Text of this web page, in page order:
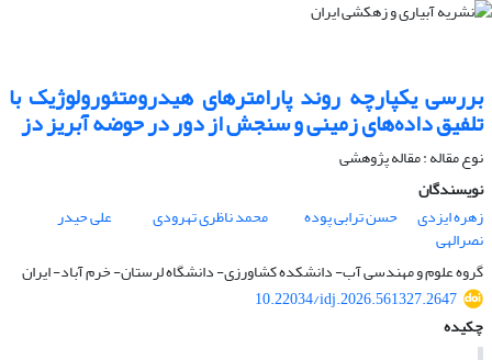
بررسی یکپارچه روند پارامترهای هیدرومتئورولوژیک با
تلفیق داده‌های زمینی و سنجش از دور در حوضه آبریز دز
نوع مقاله : مقاله پژوهشی
نویسندگان
زهره ایزدی
حسن ترابی پوده محمد ناظری تهرودی علی حیدر
نصرالهی
گروه علوم و مهندسی آب- دانشکده کشاورزی- دانشگاه لرستان- خرم آباد- ایران
10.22034/idj.2026.561327.2647
چکیده